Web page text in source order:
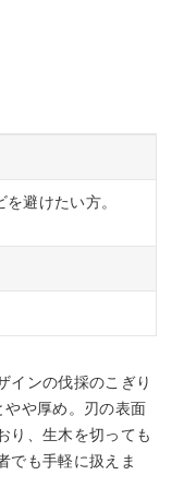
避けたい方。
インの伐採のこぎり
や厚め。刃の表面
り、生木を切っても
でも手軽に扱えま